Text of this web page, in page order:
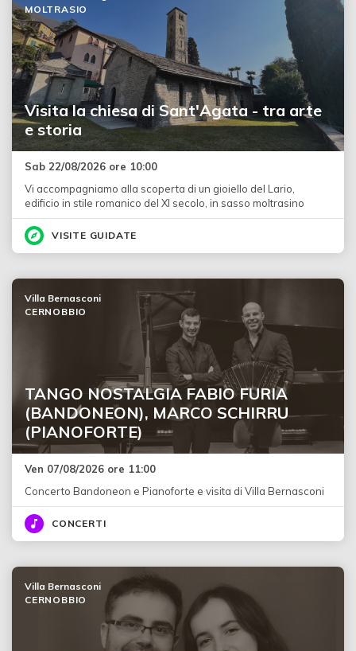
Visita la chiesa di Sant'Agata - tra arte
e storia
MOLTRASIO
Sab 22/08/2026 ore 10:00
Vi accompagniamo alla scoperta di un gioiello del Lario,
edificio in stile romanico del XI secolo, in sasso moltrasino
VISITE GUIDATE
TANGO NOSTALGIA FABIO FURIA
(BANDONEON), MARCO SCHIRRU
(PIANOFORTE)
Villa Bernasconi
CERNOBBIO
Ven 07/08/2026 ore 11:00
Concerto Bandoneon e Pianoforte e visita di Villa Bernasconi
CONCERTI
Villa Bernasconi
CERNOBBIO